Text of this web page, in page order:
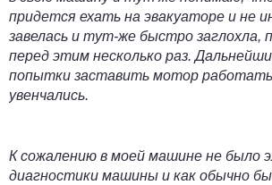
придется ехать на эвакуаторе и не
завелась и тут-же быстро заглохла,
перед этим несколько раз.
попытки заставить мотор работать
увенчались.
К сожалению в моей машине не было
диагностики машины и как обычно